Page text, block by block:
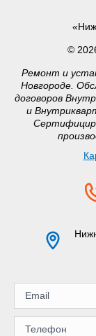
©
Ремонт и
Новгороде.
договоров
и